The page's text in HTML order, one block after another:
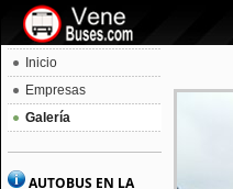
Inicio
Empresas
Galería
AUTOBUS EN LA